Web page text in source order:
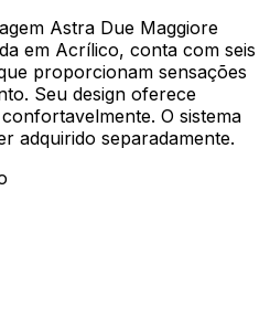
Astra Due Maggiore
em Acrílico, conta com seis
proporcionam sensações
Seu design oferece
O sistema
adquirido separadamente.